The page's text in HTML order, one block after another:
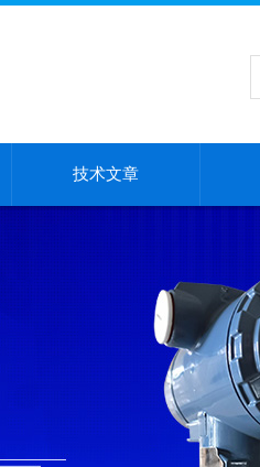
技术文章